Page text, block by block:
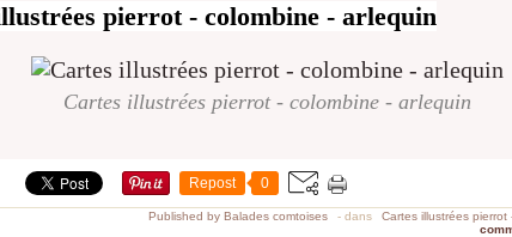
pierrot - colombine - arlequin
Cartes illustrées pierrot - colombine - arlequin
Repost 0
Published by Balades comtoises - dans
Cartes illustrées pierrot